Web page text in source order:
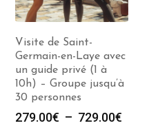
Visite de Paris avec
un guide privé (1 à
10h) – Groupe jusqu’à
30 personnes
279.00€ –729.00